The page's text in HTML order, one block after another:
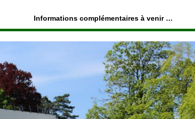
Informations complémentaires à venir …